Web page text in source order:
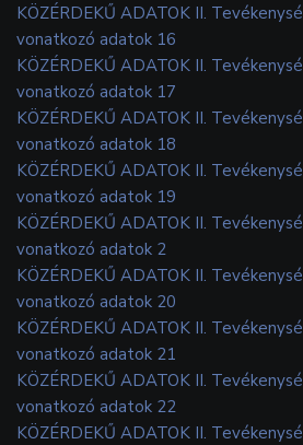
KÖZÉRDEKŰ ADATOK II.
vonatkozó adatok 16
KÖZÉRDEKŰ ADATOK II.
vonatkozó adatok 17
KÖZÉRDEKŰ ADATOK II.
vonatkozó adatok 18
KÖZÉRDEKŰ ADATOK II.
vonatkozó adatok 19
KÖZÉRDEKŰ ADATOK II.
vonatkozó adatok 2
KÖZÉRDEKŰ ADATOK II.
vonatkozó adatok 20
KÖZÉRDEKŰ ADATOK II.
vonatkozó adatok 21
KÖZÉRDEKŰ ADATOK II.
vonatkozó adatok 22
KÖZÉRDEKŰ ADATOK II.